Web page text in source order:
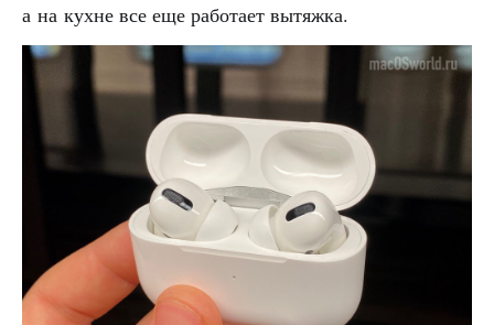
а на кухне все еще работает вытяжка.